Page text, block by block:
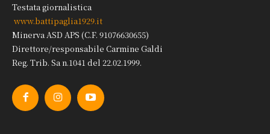
Testata giornalistica
www.battipaglia1929.it
Minerva ASD APS (C.F. 91076630655)
Direttore/responsabile Carmine Galdi
Reg. Trib. Sa n.1041 del 22.02.1999.